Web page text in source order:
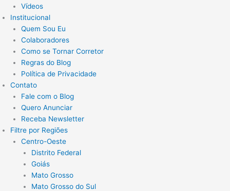
Vídeos
Institucional
Quem Sou Eu
Colaboradores
Como se Tornar Corretor
Regras do Blog
Política de Privacidade
Contato
Fale com o Blog
Quero Anunciar
Receba Newsletter
Filtre por Regiões
Centro-Oeste
Distrito Federal
Goiás
Mato Grosso
Mato Grosso do Sul